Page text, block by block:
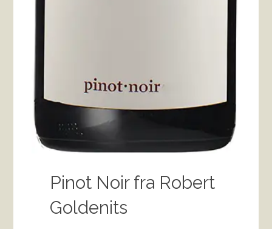
Pinot Noir fra Robert
Goldenits